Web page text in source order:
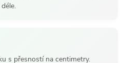
s přesností na centimetry.